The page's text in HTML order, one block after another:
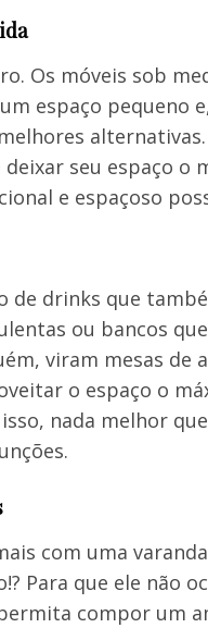
Os móveis sob
espaço pequeno
seu espaço o
e espaçoso
de drinks que
ou bancos
viram mesas de
o espaço o
nada melhor
com uma
Para que ele não
compor um